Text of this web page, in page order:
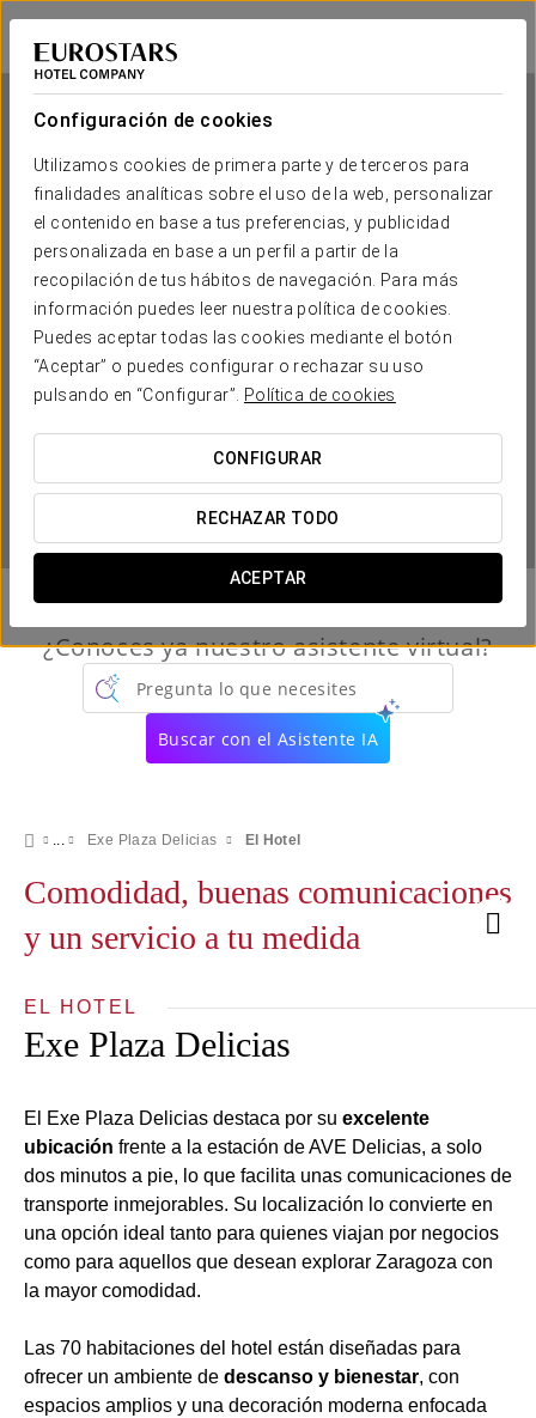
Configuración de cookies
Utilizamos cookies de primera parte y de terceros para
finalidades analíticas sobre el uso de la web, personalizar
el contenido en base a tus preferencias, y publicidad
personalizada en base a un perfil a partir de la
recopilación de tus hábitos de navegación. Para más
información puedes leer nuestra política de cookies.
Puedes aceptar todas las cookies mediante el botón
“Aceptar” o puedes configurar o rechazar su uso
pulsando en “Configurar”.
Política de cookies
CONFIGURAR
RECHAZAR TODO
ACEPTAR
Exe Plaza Delicias
ZARAGOZA
Exe Plaza Delicias
ZARAGOZA
¿CUÁNDO QUIERES IR?
¿Conoces ya nuestro asistente virtual?
Pregunta lo que necesites
Buscar con el Asistente IA
Exe Plaza Delicias El Hotel
Comodidad, buenas comunicaciones
y un servicio a tu medida
EL HOTEL
Exe Plaza Delicias
El Exe Plaza Delicias destaca por su excelente
ubicación frente a la estación de AVE Delicias, a solo
dos minutos a pie, lo que facilita unas comunicaciones de
transporte inmejorables. Su localización lo convierte en
una opción ideal tanto para quienes viajan por negocios
como para aquellos que desean explorar Zaragoza con
la mayor comodidad.
Las 70 habitaciones del hotel están diseñadas para
ofrecer un ambiente de descanso y bienestar, con
espacios amplios y una decoración moderna enfocada